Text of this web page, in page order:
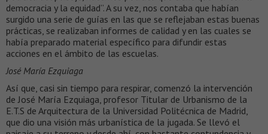
democracia y la equidad”. A su vez, nos contaba que habían
surgido una serie de guías en las que se reflejaban estas buenas
prácticas, se realizaban informes de calidad y en las cuales se
había preparado material específico para difundir estas
acciones en el ámbito de las escuelas.
José María Ezquiaga
Así que, casi sin tiempo para respirar, comenzó la intervención
de José María Ezquiaga, profesor Titular de Urbanismo de la
E.T.S de Arquitectura de la Universidad Politécnica de Madrid,
que dio una visión más urbanística de la jugada. Se llevó el